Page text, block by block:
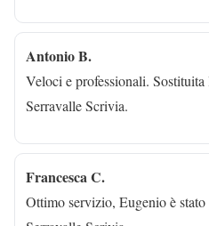
Antonio B.
Veloci e professionali.
Serravalle Scrivia.
Francesca C.
Ottimo servizio, Eugenio è